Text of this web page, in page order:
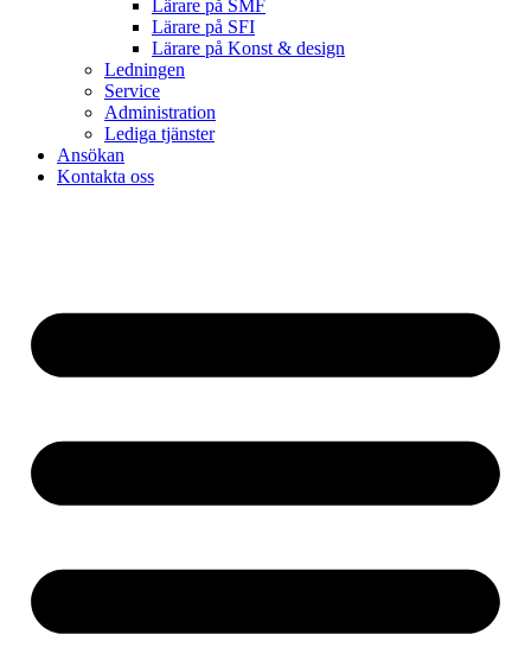
Lärare på SMF
Lärare på SFI
Lärare på Konst & design
Ledningen
Service
Administration
Lediga tjänster
Ansökan
Kontakta oss